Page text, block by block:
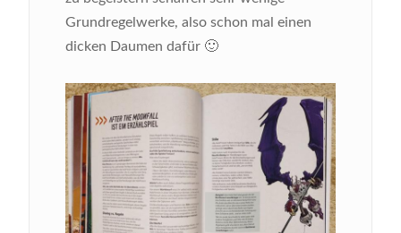
Grundregelwerke, also schon mal einen
dicken Daumen dafür 🙂
Bild